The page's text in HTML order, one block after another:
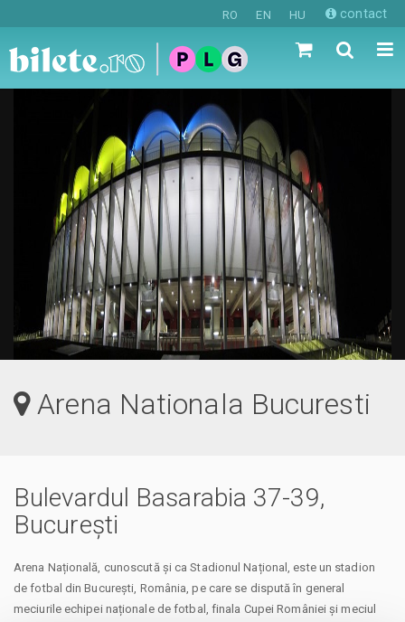
RO EN HU contact
Arena Nationala Bucuresti
Bulevardul Basarabia 37-39,
București
Arena Națională, cunoscută și ca Stadionul Național, este un stadion
de fotbal din București, România, pe care se dispută în general
meciurile echipei naționale de fotbal, finala Cupei României și meciul